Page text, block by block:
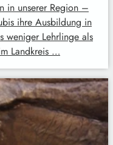
in unserer Region –
ihre Ausbildung in
weniger Lehrlinge als
Landkreis …